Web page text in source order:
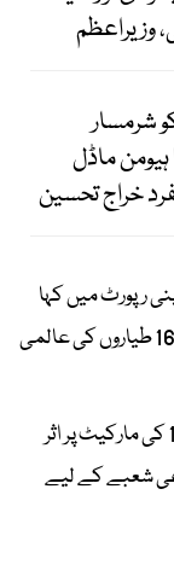
وزیراعظم
شرمسار
10 سی کا ہیومن ماڈل
خراج تحسین
رپورٹ میں کہا
ہے کہ چین کا جے 10 سی طیارہ امریکا کے ایف 16 طیاروں کی عالمی
رپورٹ میں کہا گیا کہ اگر چینی کمپنیاں ایف 16 کی مارکیٹ پر اثر
شعبے کے لیے